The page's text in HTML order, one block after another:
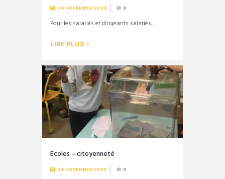
26 NOVEMBER 2020 0
Pour les salariés et dirigeants salariés...
LIRE PLUS
Ecoles – citoyenneté
26 NOVEMBER 2020 0